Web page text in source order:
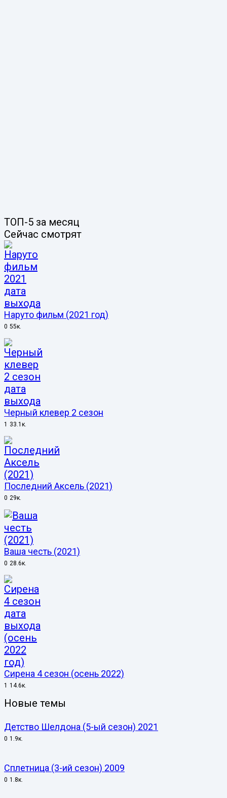
ТОП-5 за месяц
Сейчас смотрят
Наруто фильм (2021 год)
0 55к.
Черный клевер 2 сезон
1 33.1к.
Последний Аксель (2021)
0 29к.
Ваша честь (2021)
0 28.6к.
Сирена 4 сезон (осень 2022)
1 14.6к.
Новые темы
Детство Шелдона (5-ый сезон) 2021
0 1.9к.
Сплетница (3-ий сезон) 2009
0 1.8к.